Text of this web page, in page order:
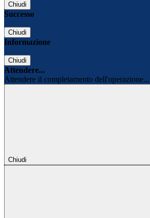
Chiudi
Successo
Chiudi
Informazione
Chiudi
Attendere...
Attendere il completamento dell'operazione...
Chiudi